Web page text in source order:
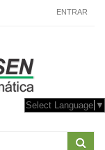
ENTRAR
Select Language ▼